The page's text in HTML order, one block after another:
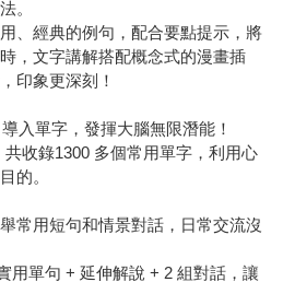
。
、經典的例句，配合要點提示，將
，文字講解搭配概念式的漫畫插
印象更深刻！
入單字，發揮大腦無限潛能！
收錄1300 多個常用單字，利用心
的。
常用短句和情景對話，日常交流沒
用單句 + 延伸解說 + 2 組對話，讓